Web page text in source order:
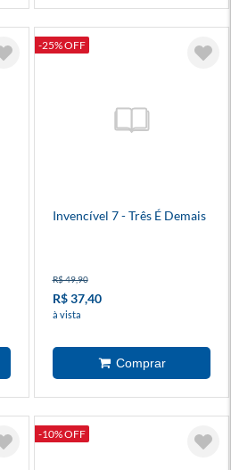
-25% OFF
Invencível 7 - Três É Demais
R$ 49,90
R$ 37,40
à vista
-10% OFF